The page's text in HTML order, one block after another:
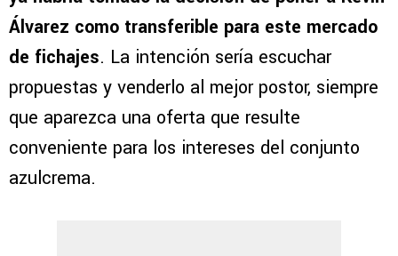
Álvarez como transferible para este mercado
de fichajes. La intención sería escuchar
propuestas y venderlo al mejor postor, siempre
que aparezca una oferta que resulte
conveniente para los intereses del conjunto
azulcrema.